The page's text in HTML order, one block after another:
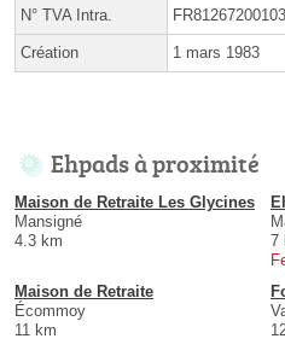
N° TVA Intra. FR81267200103
Création 1 mars 1983
Ehpads à proximité
Maison de Retraite Les Glycines
Mansigné
4.3 km
7
Maison de Retraite
Écommoy
11 km